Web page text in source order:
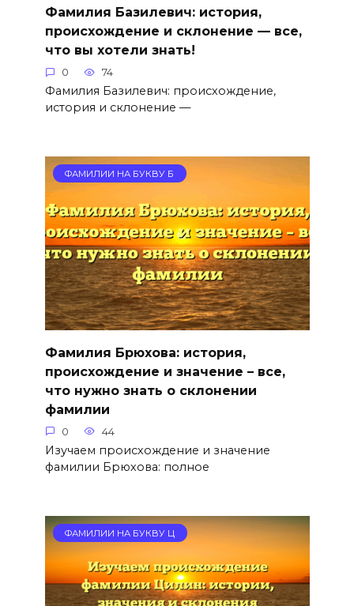
Фамилия Базилевич: история,
происхождение и склонение — все,
что вы хотели знать!
0 74
Фамилия Базилевич: происхождение,
история и склонение —
ФАМИЛИИ НА БУКВУ Б
Фамилия Брюхова: история,
происхождение и значение – все,
что нужно знать о склонении
фамилии
0 44
Изучаем происхождение и значение
фамилии Брюхова: полное
ФАМИЛИИ НА БУКВУ Ц